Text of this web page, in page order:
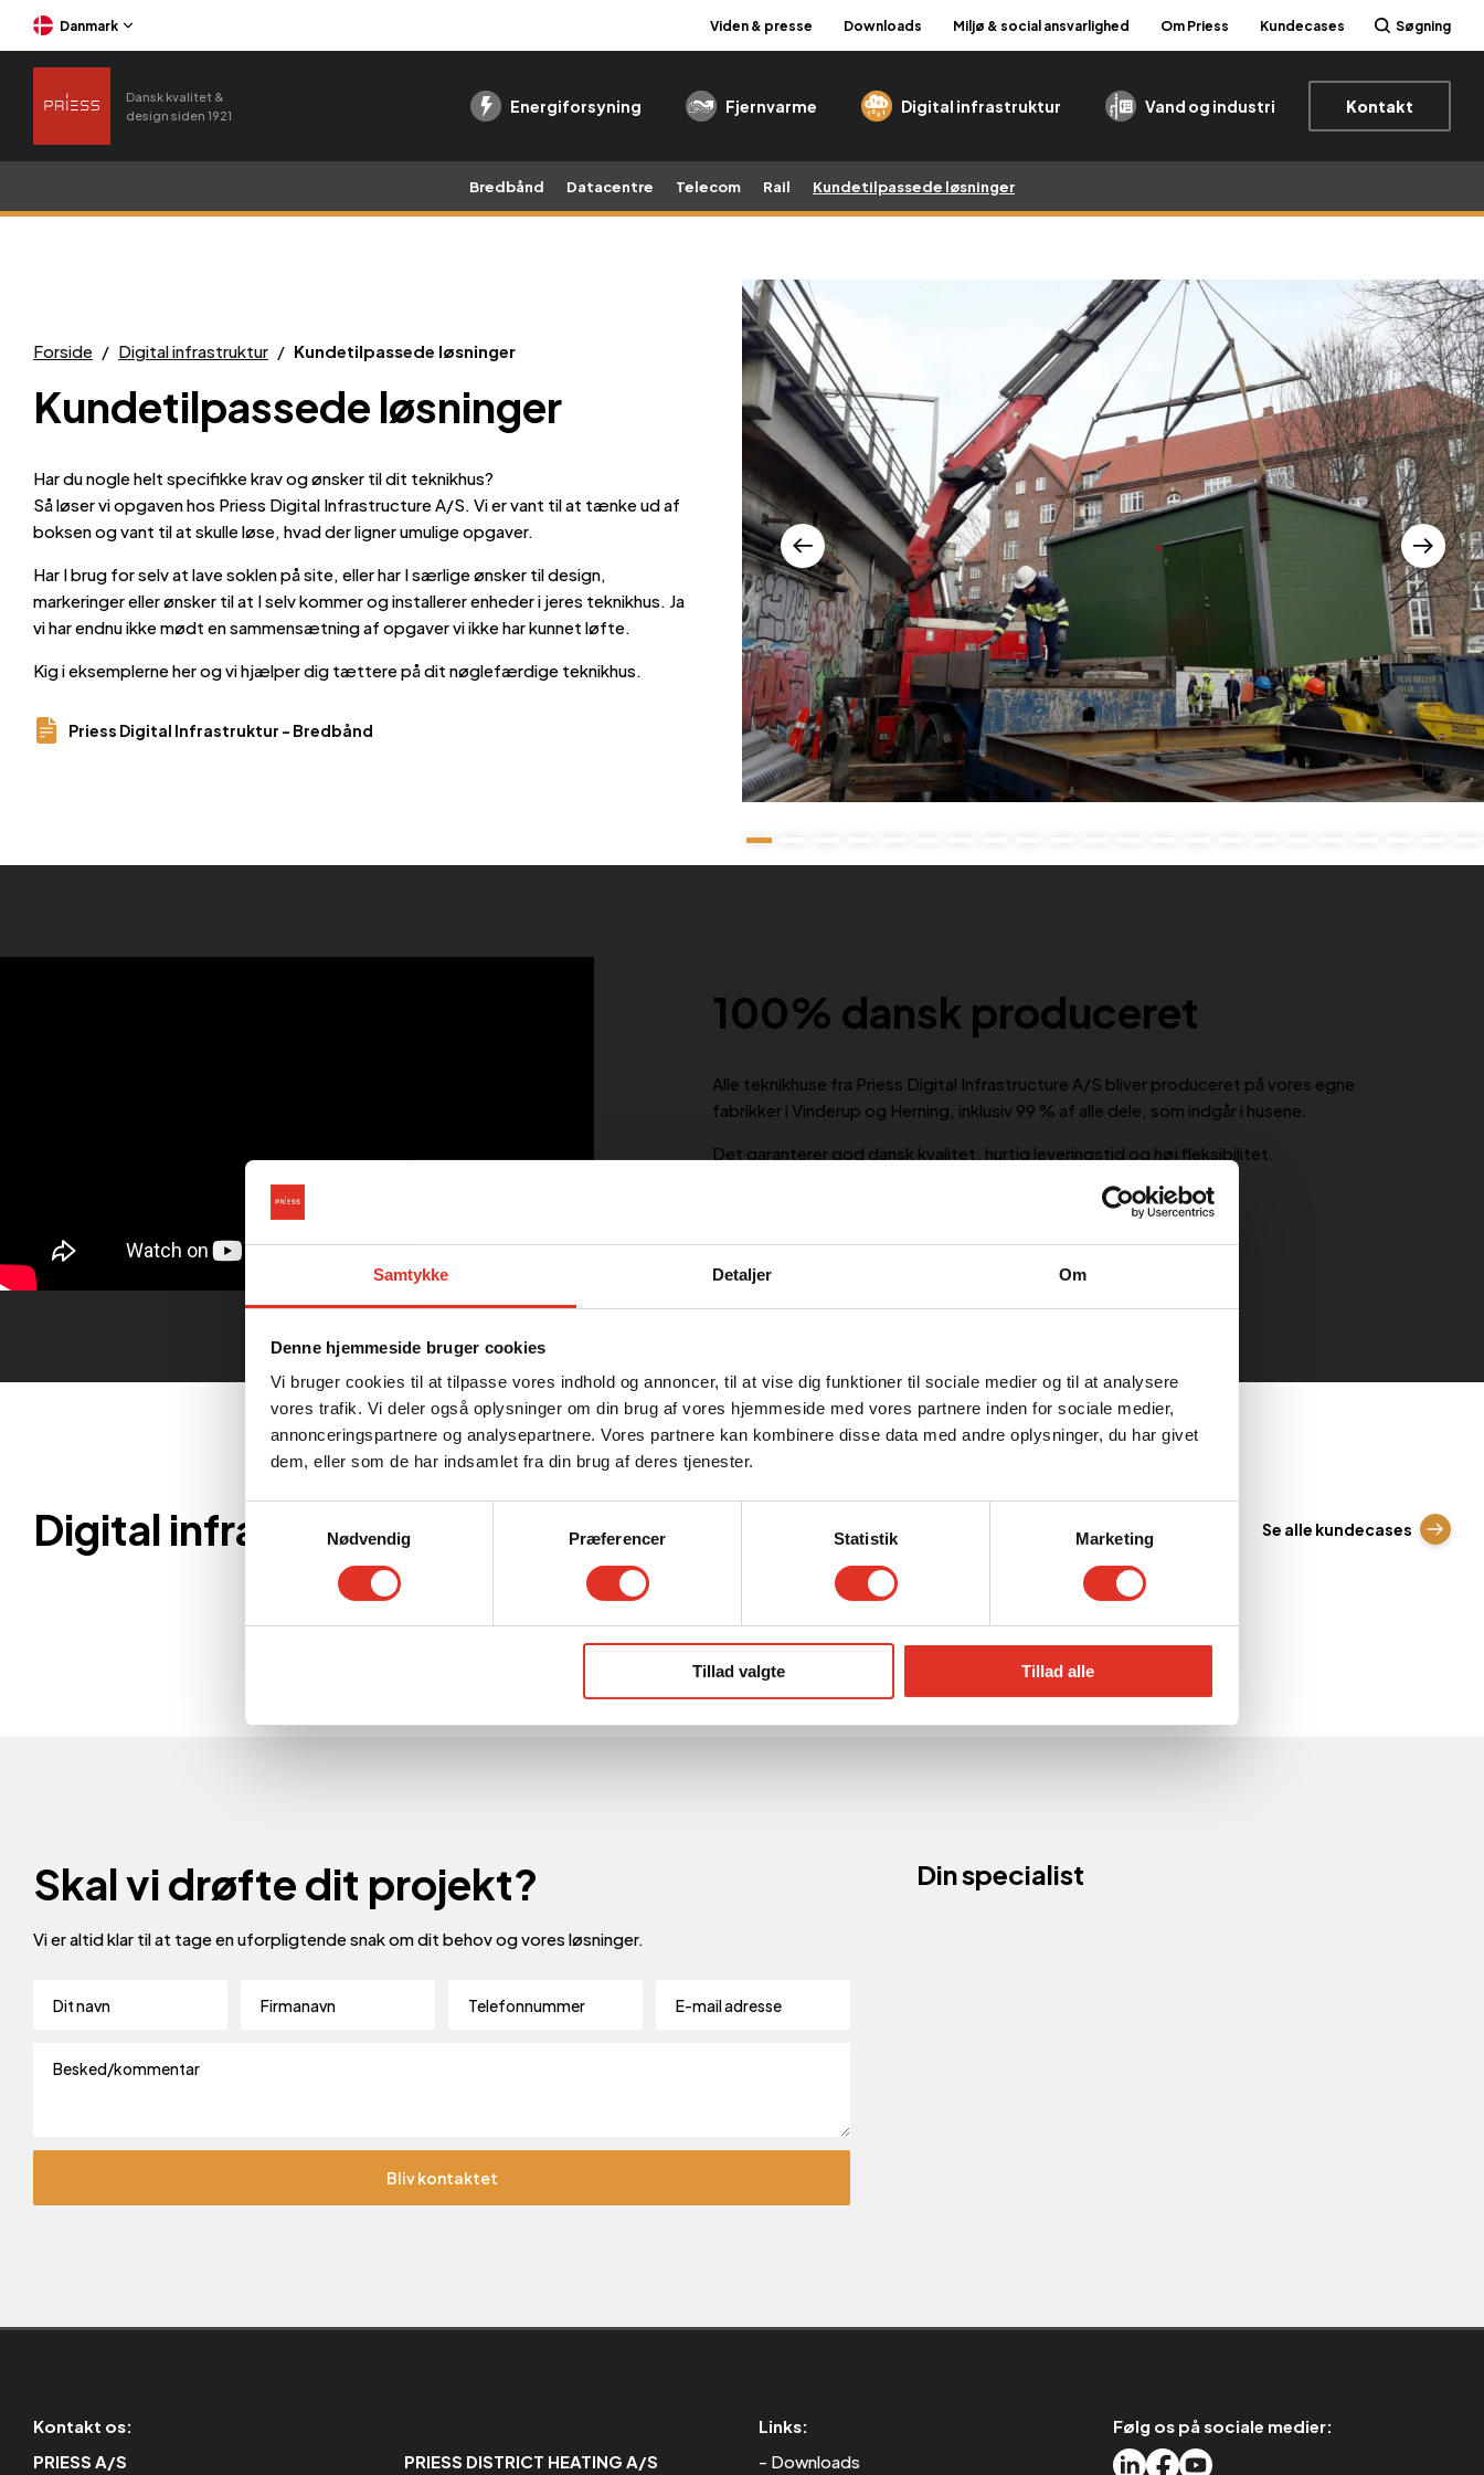
Samtykke Detaljer Om
Denne hjemmeside bruger cookies
Vi bruger cookies til at tilpasse vores indhold og annoncer, til at vise dig funktioner til sociale medier og til at analysere
vores trafik. Vi deler også oplysninger om din brug af vores hjemmeside med vores partnere inden for sociale medier,
annonceringspartnere og analysepartnere. Vores partnere kan kombinere disse data med andre oplysninger, du har givet
dem, eller som de har indsamlet fra din brug af deres tjenester.
Nødvendig
Præferencer Statistik Marketing
Tillad valgte Tillad alle
Danmark Viden & presse Downloads Miljø & social ansvarlighed Om Priess Kundecases Søgning
Dansk kvalitet &
design siden 1921
Energiforsyning Fjernvarme Digital infrastruktur Vand og industri Kontakt
Bredbånd Datacentre Telecom Rail Kundetilpassede løsninger
Forside / Digital infrastruktur / Kundetilpassede løsninger
Kundetilpassede løsninger
Har du nogle helt specifikke krav og ønsker til dit teknikhus?
Så løser vi opgaven hos Priess Digital Infrastructure A/S. Vi er vant til at tænke ud af
boksen og vant til at skulle løse, hvad der ligner umulige opgaver.
Har I brug for selv at lave soklen på site, eller har I særlige ønsker til design,
markeringer eller ønsker til at I selv kommer og installerer enheder i jeres teknikhus. Ja
vi har endnu ikke mødt en sammensætning af opgaver vi ikke har kunnet løfte.
Kig i eksemplerne her og vi hjælper dig tættere på dit nøglefærdige teknikhus.
Priess Digital Infrastruktur - Bredbånd
100% dansk produceret
Alle teknikhuse fra Priess Digital Infrastructure A/S bliver produceret på vores egne
fabrikker i Vinderup og Herning, inklusiv 99 % af alle dele, som indgår i husene.
Det garanterer god dansk kvalitet, hurtig leveringstid og høj fleksibilitet.
Digital infrastruktur kundecases Se alle kundecases
Skal vi drøfte dit projekt?
Vi er altid klar til at tage en uforpligtende snak om dit behov og vores løsninger.
Din specialist
Kontakt os:
PRIESS A/S
PRIESS DISTRICT HEATING A/S
Links:
Downloads
Følg os på sociale medier: